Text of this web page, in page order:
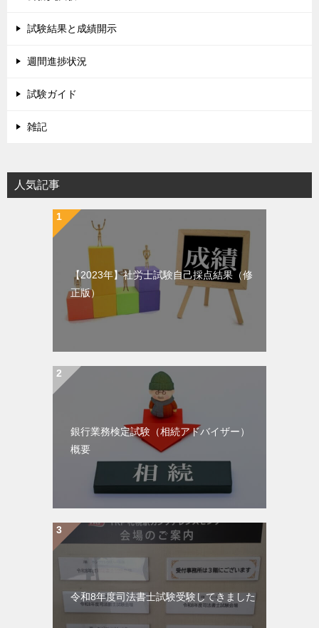
試験結果と成績開示
週間進捗状況
試験ガイド
雑記
人気記事
【2023年】社労士試験自己採点結果（修
正版）
銀行業務検定試験（相続アドバイザー）
概要
令和8年度司法書士試験受験してきました